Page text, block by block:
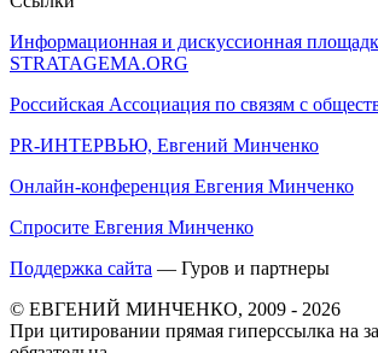
Информационная и дискуссионная
STRATAGEMA.ORG
Российская Ассоциация по связям с
PR-ИНТЕРВЬЮ, Евгений Минченко
Онлайн-конференция Евгения Минченко
Спросите Евгения Минченко
Поддержка сайта — Гуров и партнеры
© ЕВГЕНИЙ МИНЧЕНКО, 2009 - 2026
При цитировании прямая гиперссылка на